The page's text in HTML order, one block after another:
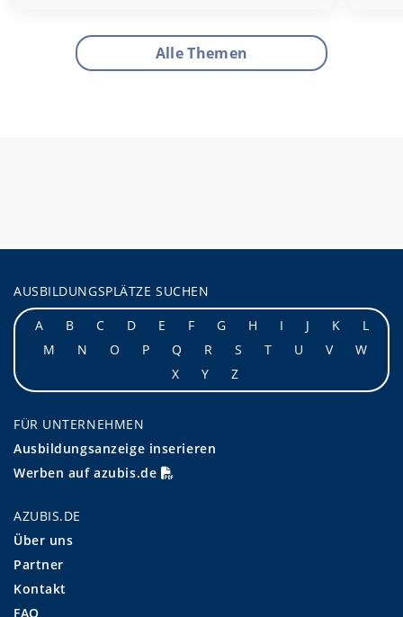
Alle Themen
AUSBILDUNGSPLÄTZE SUCHEN
A
B C D E F G H I J K
L
M
N O P Q R S T U V
W
X
Y Z
FÜR UNTERNEHMEN
Ausbildungsanzeige inserieren
Werben auf azubis.de
AZUBIS.DE
Über uns
Partner
Kontakt
FAQ